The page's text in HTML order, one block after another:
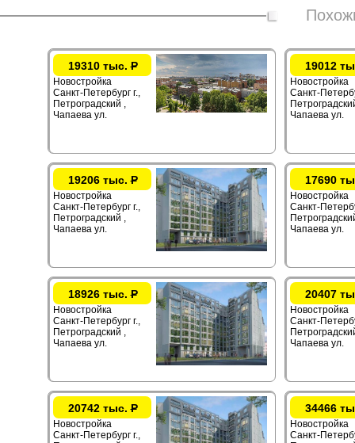
19310 тыс.Р
Новостройка
Санкт-Петербург г.,
Петроградский ,
Чапаева ул.
19012
Новостройка
Санкт-
Чапаева ул.
19206 тыс.Р
Новостройка
Санкт-Петербург г.,
Петроградский ,
Чапаева ул.
17690
Новостройка
Санкт-
Чапаева ул.
18926 тыс.Р
Новостройка
Санкт-Петербург г.,
Петроградский ,
Чапаева ул.
20407
Новостройка
Санкт-
Чапаева ул.
20742 тыс.Р
Новостройка
Санкт-Петербург г.,
34466
Новостройка
Санкт-